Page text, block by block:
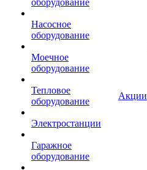
оборудование
Насосное
оборудование
Моечное
оборудование
Тепловое
оборудование
Электростанции
Гаражное
оборудование
Акции